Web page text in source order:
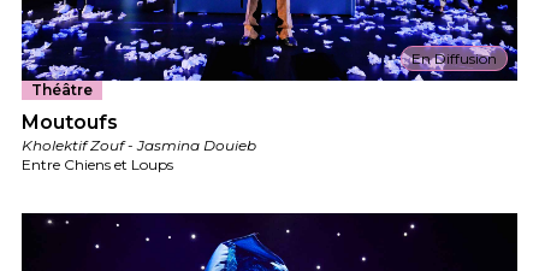
En Diffusion
Théâtre
Moutoufs
Kholektif Zouf - Jasmina Douieb
Entre Chiens et Loups